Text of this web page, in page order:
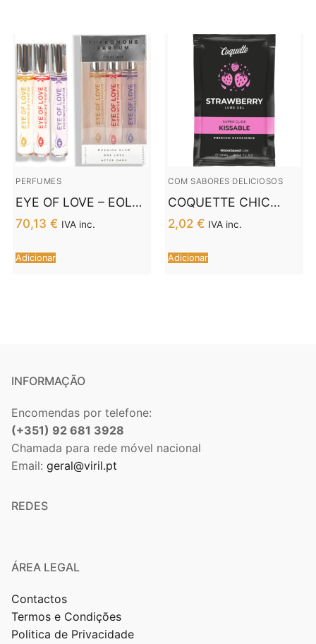
PERFUMES
EYE OF LOVE – EOL
PHR PARFUM 10 ML
SET/3 – MORNING
GLOW, ONE LOVE,
AFTER DARK
70,13 € IVA inc.
Adicionar
COM SABORES DELICIOSOS
COQUETTE CHIC
DESIRE™ –
LUBRIFICANTE
BEIJÁVEL À BASE DE
ÁGUA DE MORANGO
2,02 € IVA inc.
Adicionar
INFORMAÇÃO
Encomendas por telefone:
(+351) 92 681 3928
Chamada para rede móvel nacional
Email: geral@viril.pt
REDES
ÁREA LEGAL
Contactos
Termos e Condições
Politica de Privacidade